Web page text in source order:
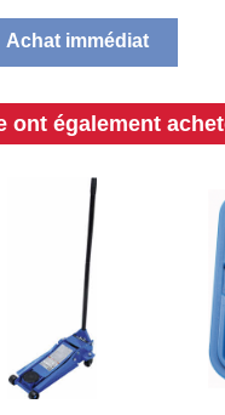
Achat immédiat
ont également